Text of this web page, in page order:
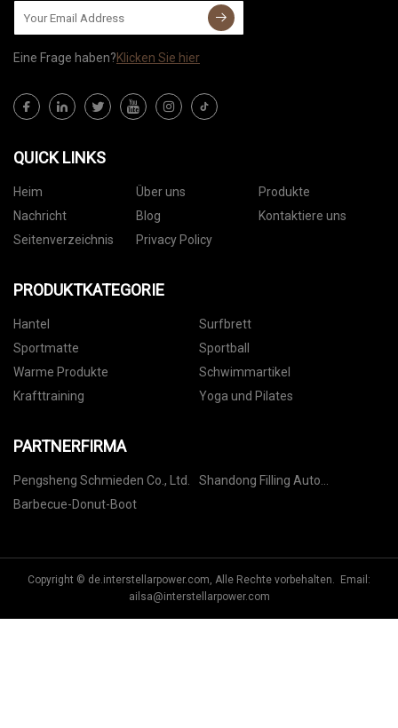
Eine Frage haben?Klicken Sie hier
QUICK LINKS
Heim Über uns
Produkte
Nachricht
Blog
Kontaktiere uns
Seitenverzeichnis
Privacy Policy
PRODUKTKATEGORIE
Hantel
Surfbrett
Sportmatte
Sportball
Warme Produkte
Schwimmartikel
Krafttraining
Yoga und Pilates
PARTNERFIRMA
Pengsheng Schmieden Co., Ltd.
Shandong Filling Auto
Barbecue-Donut-Boot
Copyright © de.interstellarpower.com, Alle Rechte vorbehalten. Email:
ailsa@interstellarpower.com